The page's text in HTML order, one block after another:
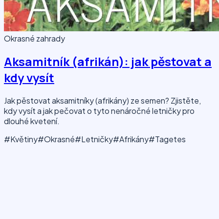
Okrasné zahrady
Aksamitník (afrikán): jak pěstovat a
kdy vysít
Jak pěstovat aksamitníky (afrikány) ze semen? Zjistěte,
kdy vysít a jak pečovat o tyto nenáročné letničky pro
dlouhé kvetení.
#Květiny#Okrasné#Letničky#Afrikány#Tagetes